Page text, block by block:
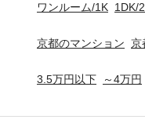
ワンルーム/1K 1DK/
京都のマンション 京
3.5万円以下 ～4万円